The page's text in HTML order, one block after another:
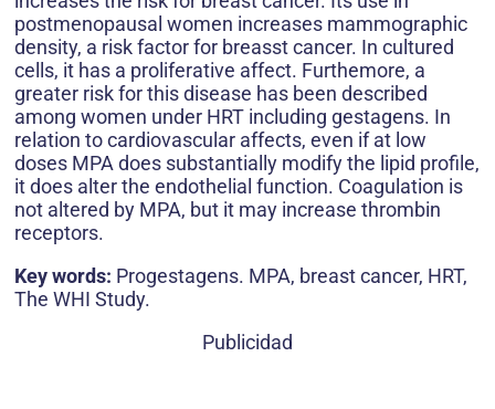
postmenopausal women increases mammographic
density, a risk factor for breasst cancer. In cultured
cells, it has a proliferative affect. Furthemore, a
greater risk for this disease has been described
among women under HRT including gestagens. In
relation to cardiovascular affects, even if at low
doses MPA does substantially modify the lipid profile,
it does alter the endothelial function. Coagulation is
not altered by MPA, but it may increase thrombin
receptors.
Key words: Progestagens. MPA, breast cancer, HRT,
The WHI Study.
Publicidad